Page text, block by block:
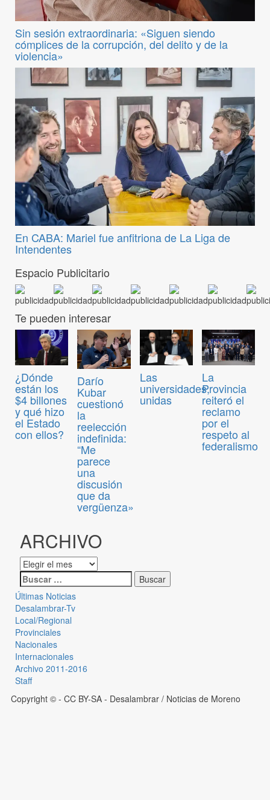
Sin sesión extraordinaria: «Siguen siendo
cómplices de la corrupción, del delito y de la
violencia»
En CABA: Mariel fue anfitriona de La Liga de
Intendentes
Espacio Publicitario
Te pueden interesar
¿Dónde
están los
$4 billones
y qué hizo
el Estado
con ellos?
Darío
Kubar
cuestionó
la
reelección
indefinida:
“Me
parece
una
discusión
que da
vergüenza»
Las
universidades,
unidas
La
Provincia
reiteró el
reclamo
por el
respeto al
federalismo
ARCHIVO
Últimas Noticias
Desalambrar-Tv
Local/Regional
Provinciales
Nacionales
Internacionales
Archivo 2011-2016
Staff
Copyright © - CC BY-SA - Desalambrar / Noticias de Moreno